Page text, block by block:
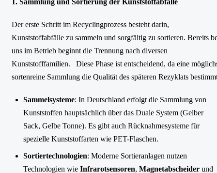
1. Sammlung und Sortierung der Kunststoffabfälle
Der erste Schritt im Recyclingprozess besteht darin,
Kunststoffabfälle zu sammeln und sorgfältig zu sortieren. Bereits
uns im Betrieb beginnt die Trennung nach diversen
Kunststofffamilien. Diese Phase ist entscheidend, da eine
sortenreine Sammlung die Qualität des späteren Rezyklats
Sammelsysteme: In Deutschland erfolgt die Sammlung von
Kunststoffen hauptsächlich über das Duale System (Gelber
Sack, Gelbe Tonne). Es gibt auch Rücknahmesysteme für
spezielle Kunststoffarten wie PET-Flaschen.
Sortiertechnologien: Moderne Sortieranlagen nutzen
Technologien wie Infrarotsensoren, Magnetabscheider und